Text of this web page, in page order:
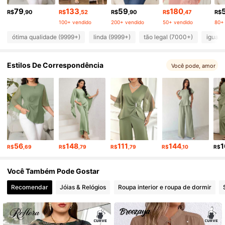
4,83 81K Seguidores
4,83 81K Seguidores
4,83 81K Seguidores
81K Seguidores
81K Seguidores
R$79,90 R$133,52
100+ vendido
R$59,90
200+ vendido
R$180,47
50+ vendido
R$
80+
ótima qualidade (9999+) linda (9999+) tão legal (7000+) igual
Estilos De Correspondência Você pode, amor
R$56 ,69 R$148 ,79 R$111 ,79 R$144,10 R$
Você Também Pode Gostar
Recomendar Jóias & Relógios Roupa interior e roupa de dormir